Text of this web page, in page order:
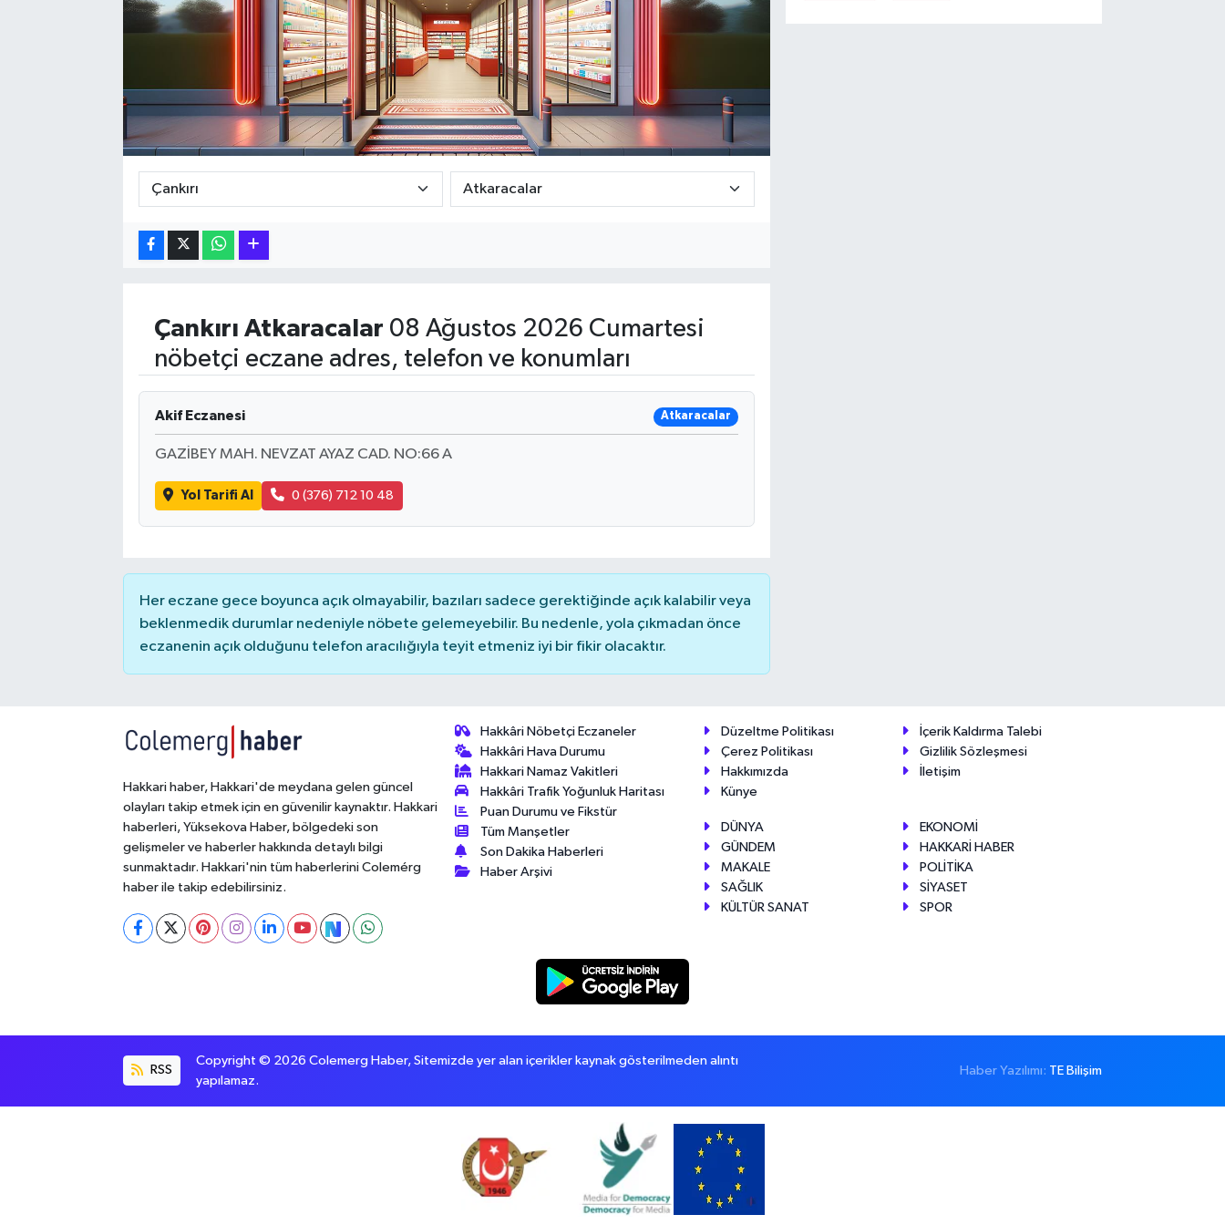
Çankırı Atkaracalar 08 Ağustos 2026 Cumartesi
nöbetçi eczane adres, telefon ve konumları
Akif Eczanesi Atkaracalar
GAZİBEY MAH. NEVZAT AYAZ CAD. NO:66 A
Yol Tarifi Al 0 (376) 712 10 48
Her eczane gece boyunca açık olmayabilir, bazıları sadece gerektiğinde açık kalabilir veya
beklenmedik durumlar nedeniyle nöbete gelemeyebilir. Bu nedenle, yola çıkmadan önce
eczanenin açık olduğunu telefon aracılığıyla teyit etmeniz iyi bir fikir olacaktır.
Hakkari haber, Hakkari'de meydana gelen güncel
olayları takip etmek için en güvenilir kaynaktır. Hakkari
haberleri, Yüksekova Haber, bölgedeki son
gelişmeler ve haberler hakkında detaylı bilgi
sunmaktadır. Hakkari'nin tüm haberlerini Colemérg
haber ile takip edebilirsiniz.
Hakkâri Nöbetçi Eczaneler
Hakkâri Hava Durumu
Hakkari Namaz Vakitleri
Hakkâri Trafik Yoğunluk Haritası
Puan Durumu ve Fikstür
Tüm Manşetler
Son Dakika Haberleri
Haber Arşivi
Düzeltme Politikası
İçerik Kaldırma Talebi
Çerez Politikası
Gizlilik Sözleşmesi
Hakkımızda
İletişim
Künye
DÜNYA
EKONOMİ
GÜNDEM
HAKKARİ HABER
MAKALE
POLİTİKA
SAĞLIK
SİYASET
KÜLTÜR SANAT
SPOR
RSS
Copyright © 2026 Colemerg Haber, Sitemizde yer alan içerikler kaynak gösterilmeden alıntı
yapılamaz.
Haber Yazılımı: TE Bilişim
Hakkari Haber
KÜLTÜR SANAT